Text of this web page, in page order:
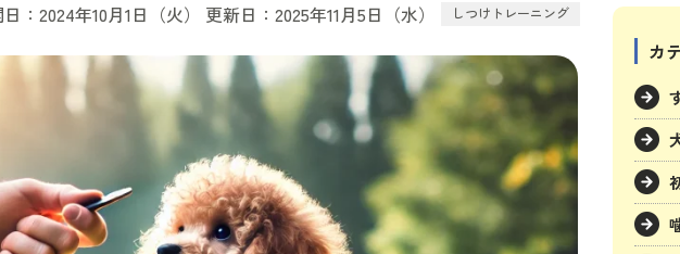
：2024年10月1日（火） 更新日：2025年11月5日（水） しつけトレーニング
カ